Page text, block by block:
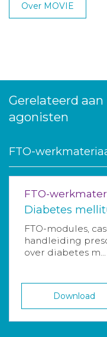
Over MOVIE
Gerelateerd aan
agonisten
FTO-
FTO-
Diabetes
FTO-modules,
handleiding
over diabetes m...
Download